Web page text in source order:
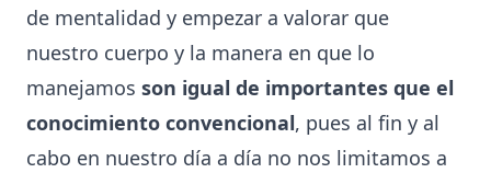
de mentalidad y empezar a valorar que
nuestro cuerpo y la manera en que lo
manejamos son igual de importantes que el
conocimiento convencional, pues al fin y al
cabo en nuestro día a día no nos limitamos a